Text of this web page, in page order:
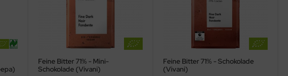
Feine Bitter 71% - Mini-
Schokolade (Vivani)
Feine Bitter 71% - Schokolade
(Vivani)